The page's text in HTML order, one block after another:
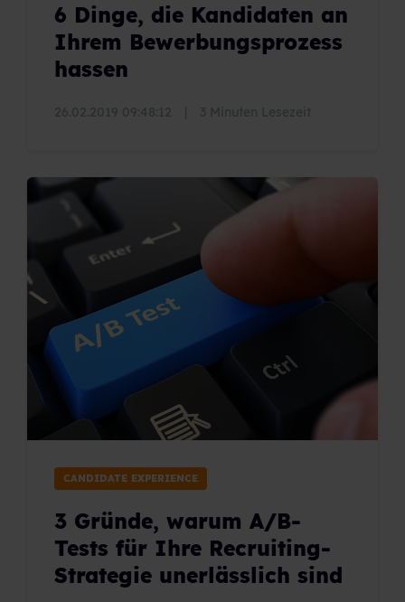
6 Dinge, die Kandidaten an
Ihrem Bewerbungsprozess
hassen
CANDIDATE EXPERIENCE
3 Gründe, warum A/B-
Tests für Ihre Recruiting-
Strategie unerlässlich sind